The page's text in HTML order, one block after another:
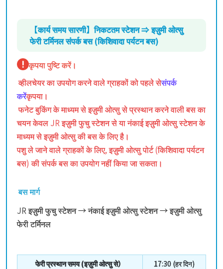
【कार्य समय सारणी】निकटतम स्टेशन ⇒ इज़ुमी ओत्सु
फेरी टर्मिनल संपर्क बस (किशिवादा पर्यटन बस)
कृपया पुष्टि करें।
व्हीलचेयर का उपयोग करने वाले ग्राहकों को पहले सेसंपर्क
करेंकृपया।
फनेट बुकिंग के माध्यम से इज़ुमी ओत्सु से प्रस्थान करने वाली बस का
चयन केवल JR इज़ुमी फुचु स्टेशन से या नंकाई इज़ुमी ओत्सु स्टेशन के
माध्यम से इज़ुमी ओत्सु की बस के लिए है।
पशु ले जाने वाले ग्राहकों के लिए, इज़ुमी ओत्सु पोर्ट (किशिवादा पर्यटन
बस) की संपर्क बस का उपयोग नहीं किया जा सकता।
बस मार्ग
JR इज़ुमी फुचु स्टेशन → नंकाई इज़ुमी ओत्सु स्टेशन → इज़ुमी ओत्सु
फेरी टर्मिनल
फेरी प्रस्थान समय (इज़ुमी ओत्सु से）
17:30 (हर दिन)